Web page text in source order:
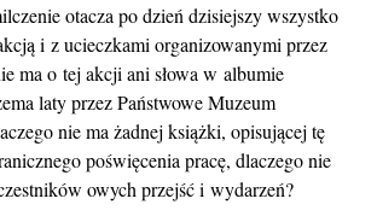
otacza po dzień dzisiejszy wszystko
i z ucieczkami organizowanymi przez
ma o tej akcji ani słowa w albumie
laty przez Państwowe Muzeum
nie ma żadnej książki, opisującej tę
poświęcenia pracę, dlaczego nie
owych przejść i wydarzeń?